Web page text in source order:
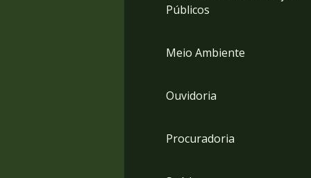
Públicos
Meio Ambiente
Ouvidoria
Procuradoria